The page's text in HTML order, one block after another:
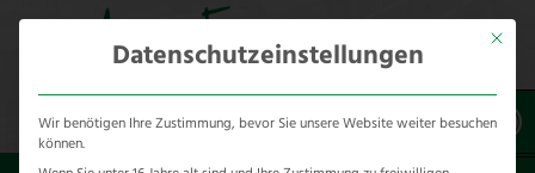
Mit
Datenschutzeinstellungen
Wir benötigen Ihre Zustimmung, bevor Sie unsere Website weiter besuchen
können.